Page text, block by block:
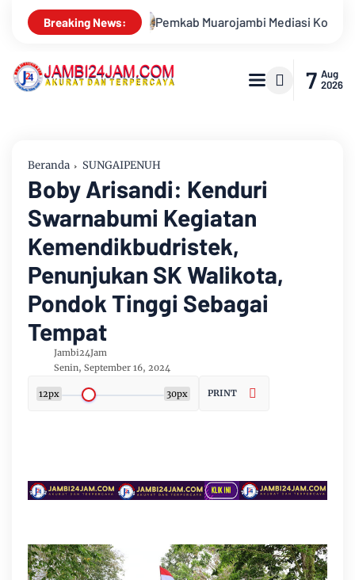
Breaking News:
Mediasi Konflik PT Sinar Agro Tenera Unggul Dengan
7 Aug
2026
Beranda SUNGAIPENUH
Boby Arisandi: Kenduri
Swarnabumi Kegiatan
Kemendikbudristek,
Penunjukan SK Walikota,
Pondok Tinggi Sebagai
Tempat
Jambi24Jam
Senin, September 16, 2024
12px 30px PRINT